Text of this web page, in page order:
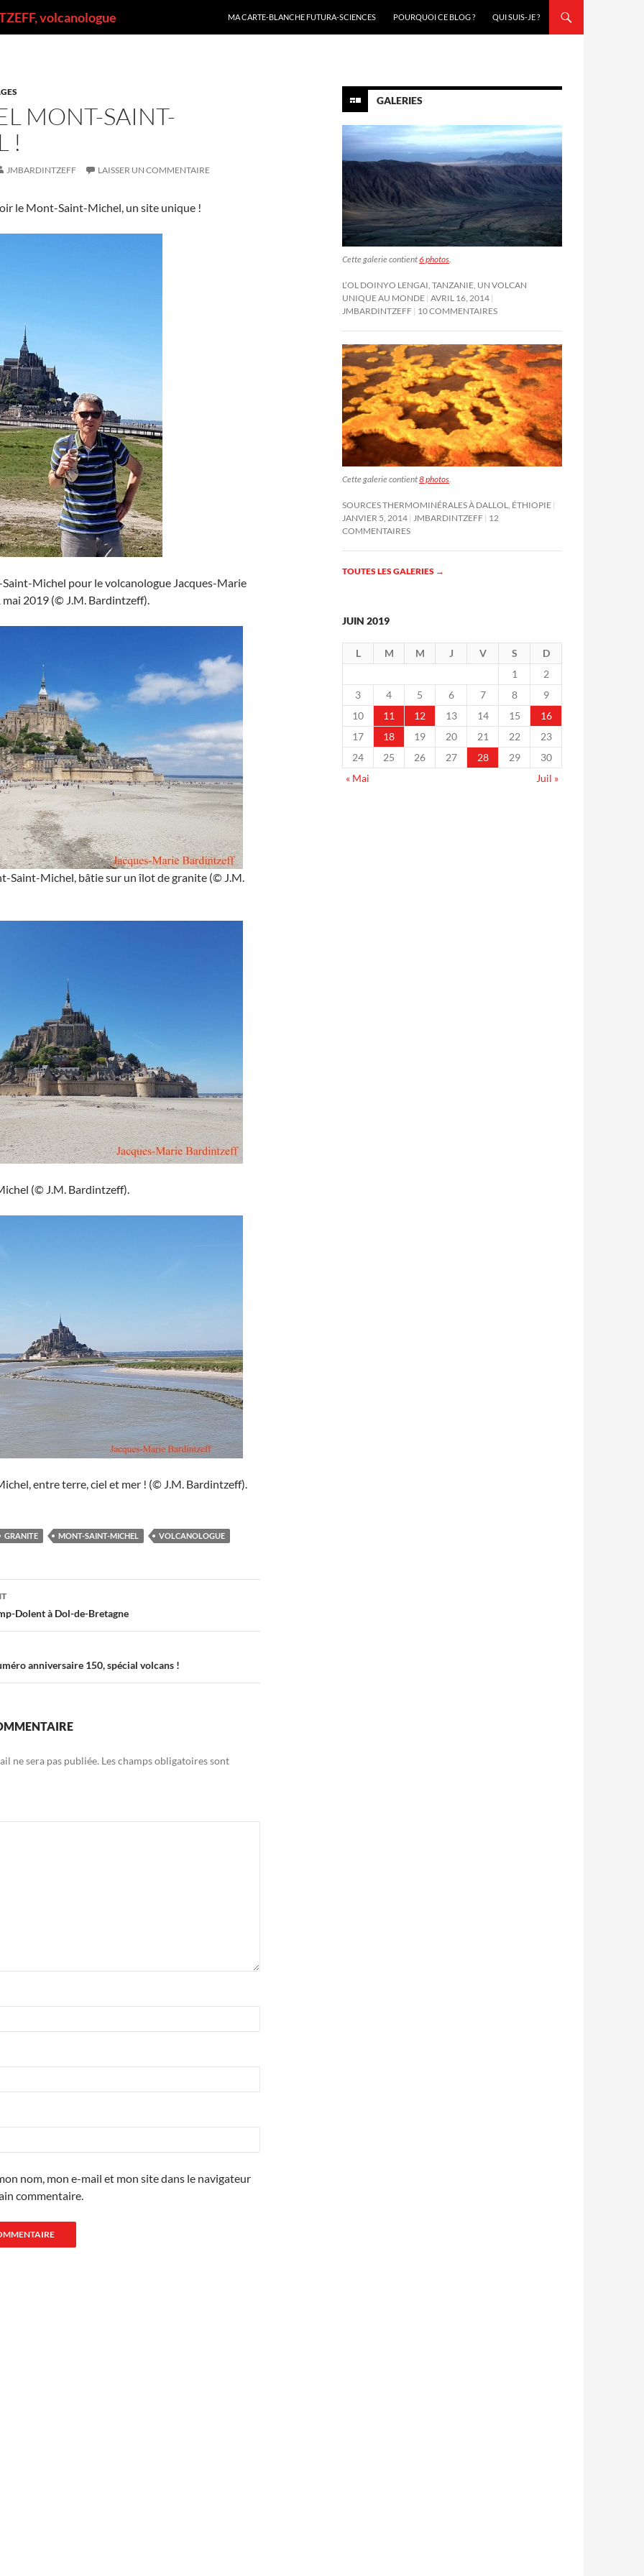
volcanologue
MA CARTE-BLANCHE FUTURA-SCIENCES
POURQUOI CE BLOG ? QUI SUIS-JE ?
MONT-SAINT-
!
JMBARDINTZEFF LAISSER UN COMMENTAIRE
le Mont-Saint-Michel, un site unique !
Michel pour le volcanologue Jacques-Marie
2019 (© J.M. Bardintzeff).
Saint-Michel, bâtie sur un îlot de granite (© J.M.
(© J.M. Bardintzeff).
entre terre, ciel et mer ! (© J.M. Bardintzeff).
GRANITE MONT-SAINT-MICHEL VOLCANOLOGUE
Dolent à Dol-de-Bretagne
anniversaire 150, spécial volcans !
ne sera pas publiée. Les champs obligatoires sont
nom, mon e-mail et mon site dans le navigateur
commentaire.
GALERIES
Cette galerie contient6 photos.
L’OL DOINYO LENGAI, TANZANIE, UN VOLCAN
UNIQUE AU MONDE AVRIL 16, 2014
JMBARDINTZEFF 10 COMMENTAIRES
Cette galerie contient8 photos
SOURCES THERMOMINÉRALES À DALLOL, ÉTHIOPIE
JANVIER 5, 2014
JMBARDINTZEFF 12
COMMENTAIRES
TOUTES LES GALERIES →
JUIN 2019
L M M J V S
D
1
2
3
4 5 6 7 8
9
10
11 12 13 14 15
16
17
18 19 20 21 22
23
24
25 26 27 28 29
30
« Mai
Juil »